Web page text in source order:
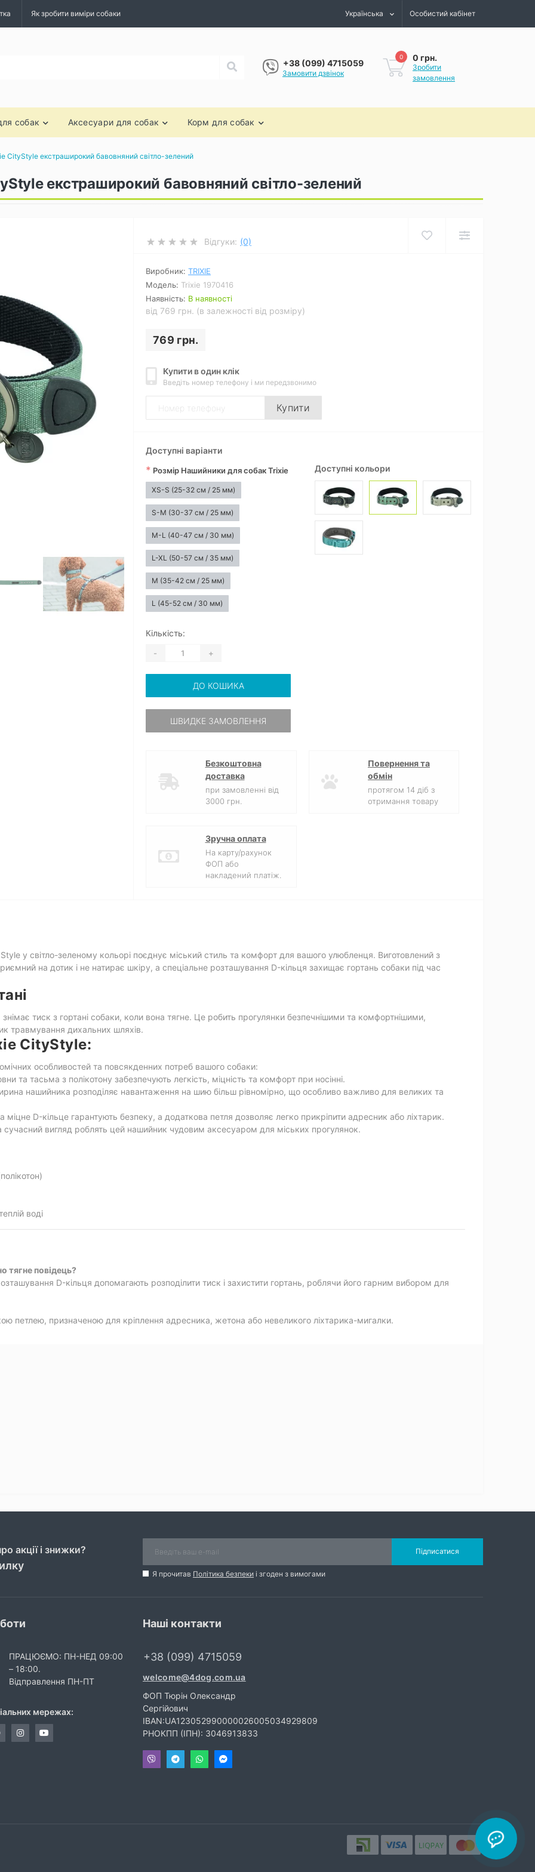
Як зробити виміри собаки Українська Особистий кабінет
+38 (099) 4715059
Замовити дзвінок
0 0 грн.
Зробити
замовлення
собак Аксесуари для собак Корм для собак
CityStyle екстраширокий бавовняний світло-зелений
екстраширокий бавовняний світло-зелений
Відгуки: (0)
Виробник: TRIXIE
Модель: Trixie 1970416
Наявність: В наявності
від 769 грн. (в залежності від розміру)
769 грн.
Купити в один клік
Введіть номер телефону і ми передзвонимо
Купити
Доступні кольори
Доступні варіанти
* Розмір Нашийники для собак Trixie
XS-S (25-32 см / 25 мм)
S-M (30-37 см / 25 мм)
M-L (40-47 см / 30 мм)
L-XL (50-57 см / 35 мм)
M (35-42 см / 25 мм)
L (45-52 см / 30 мм)
Кількість:
- +
ДО КОШИКА
ШВИДКЕ ЗАМОВЛЕННЯ
Безкоштовна
доставка
при замовленні від
3000 грн.
Повернення та
обмін
протягом 14 діб з
отримання товару
Зручна оплата
На карту/рахунок
ФОП або
накладений платіж.
у світло-зеленому кольорі поєднує міський стиль та комфорт для вашого улюбленця. Виготовлений з
на дотик і не натирає шкіру, а спеціальне розташування D-кільця захищає гортань собаки під час
тиск з гортані собаки, коли вона тягне. Це робить прогулянки безпечнішими та комфортнішими,
травмування дихальних шляхів.
CityStyle:
особливостей та повсякденних потреб вашого собаки:
та тасьма з полікотону забезпечують легкість, міцність та комфорт при носінні.
нашийника розподіляє навантаження на шию більш рівномірно, що особливо важливо для великих та
міцне D-кільце гарантують безпеку, а додаткова петля дозволяє легко прикріпити адресник або ліхтарик.
сучасний вигляд роблять цей нашийник чудовим аксесуаром для міських прогулянок.
воді
тягне повідець?
D-кільця допомагають розподілити тиск і захистити гортань, роблячи його гарним вибором для
петлею, призначеною для кріплення адресника, жетона або невеликого ліхтарика-мигалки.
акції і знижки? Підписатися
Я прочитав Політика безпеки і згоден з вимогами
ПРАЦЮЄМО: ПН-НЕД 09:00
– 18:00.
Відправлення ПН-ПТ
мережах:
Наші контакти
+38 (099) 4715059
welcome@4dog.com.ua
ФОП Тюрін Олександр
Сергійович
IBAN:UA123052990000026005034929809
РНОКПП (ІПН): 3046913833